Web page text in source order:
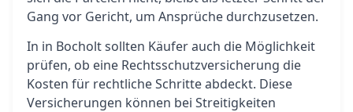
Gang vor Gericht, um Ansprüche durchzusetzen.
In in Bocholt sollten Käufer auch die Möglichkeit
prüfen, ob eine Rechtsschutzversicherung die
Kosten für rechtliche Schritte abdeckt. Diese
Versicherungen können bei Streitigkeiten